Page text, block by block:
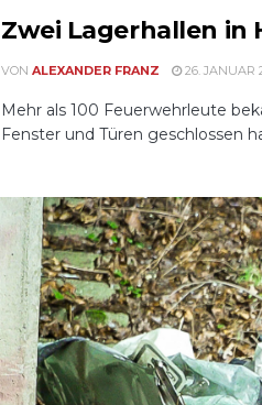
Zwei Lagerhallen in
VON ALEXANDER FRANZ 26. JANUAR
Mehr als 100 Feuerwehrleute
Fenster und Türen geschlossen